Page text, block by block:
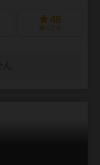
48
持ってる